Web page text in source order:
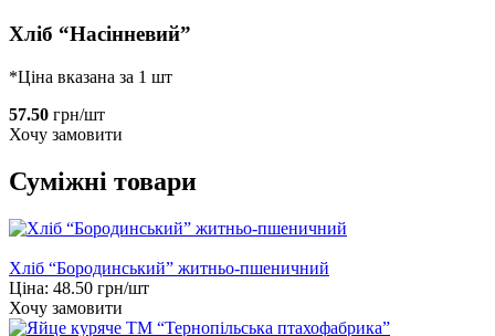
Хліб “Насінневий”
*Ціна вказана за 1 шт
57.50 грн/шт
Хочу замовити
Суміжні товари
Хліб “Бородинський” житньо-пшеничний
Ціна: 48.50 грн/шт
Хочу замовити